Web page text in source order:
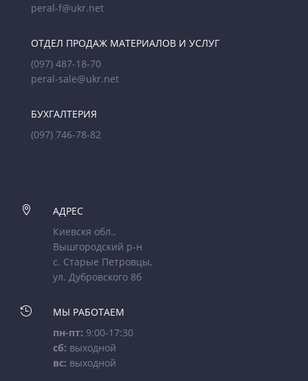
peral-f@ukr.net
ОТДЕЛ ПРОДАЖ МАТЕРИАЛОВ И УСЛУГ
(097) 487-18-70
peral-sale@ukr.net
БУХГАЛТЕРИЯ
(097) 746-78-82

АДРЕС
Киевскя обл.,
Вышгородский р-н
с. Старые Петровцы,
ул. Дубровского 8б

МЫ РАБОТАЕМ
пн-пт: 9:00-17:30
сб: выходной
вс: выходной